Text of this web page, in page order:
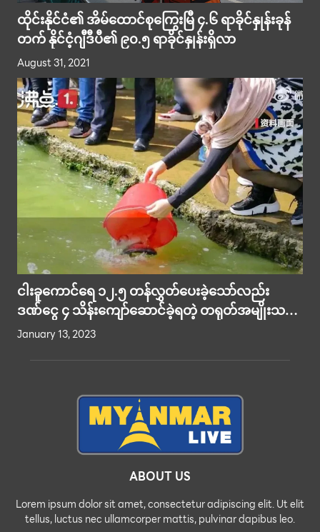
ထိုင်းနိုင်ငံ၏ အိမ်ထောင်စုကြွေးမြီ ၄.၆ ရာခိုင်နှုန်းခုန်
တက် နိုင်ငံ့ဂျီဒီပီ၏ ၉၀.၅ ရာခိုင်နှုန်းရှိလာ
August 31, 2021
ငါးခူကောင်ရေ ၁၂.၅ တန်လွှတ်ပေးခဲ့သော်လည်း
ဒဏ်ငွေ ၄ သိန်းကျော်ဆောင်ခဲ့ရတဲ့ တရုတ်အမျိုးသမီး
တစ်ဦး
January 13, 2023
ABOUT US
Lorem ipsum dolor sit amet, consectetur adipiscing elit. Ut elit
tellus, luctus nec ullamcorper mattis, pulvinar dapibus leo.